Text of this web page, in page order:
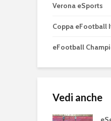
Verona eSports
Coppa eFootball
eFootball
Vedi anche